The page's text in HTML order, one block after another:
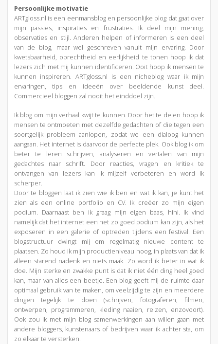
Persoonlijke motivatie
ARTgloss.nl is een eenmansblog en persoonlijke blog dat gaat over
mijn passies, inspiraties en frustraties. Ik deel mijn mening,
observaties en stijl. Anderen helpen of informeren is een deel
van de blog, maar wel geschreven vanuit mijn ervaring. Door
kwetsbaarheid, oprechtheid en eerlijkheid te tonen hoop ik dat
lezers zich met mij kunnen identificeren. Ooit hoop ik mensen te
kunnen inspireren. ARTgloss.nl is een nicheblog waar ik mijn
ervaringen, tips en ideeën over beeldende kunst deel.
Commercieel bloggen zal nooit het einddoel zijn.
Ik blog om mijn verhaal kwijt te kunnen. Door het te delen hoop ik
mensen te ontmoeten met dezelfde gedachten of die tegen een
soortgelijk probleem aanlopen, zodat we een dialoog kunnen
aangaan. Het internet is daarvoor de perfecte plek. Ook blog ik om
beter te leren schrijven, analyseren en vertalen van mijn
gedachtes naar schrift. Door reacties, vragen en kritiek te
ontvangen van lezers kan ik mijzelf verbeteren en word ik
scherper.
Door te bloggen laat ik zien wie ik ben en wat ik kan, je kunt het
zien als een online portfolio en CV. Ik creëer zo mijn eigen
podium. Daarnaast ben ik graag mijn eigen baas, hihi. Ik vind
namelijk dat het internet een net zo goed podium kan zijn, als het
exposeren in een galerie of optreden tijdens een festival. Een
blogstructuur dwingt mij om regelmatig nieuwe content te
plaatsen. Zo houd ik mijn productieniveau hoog, in plaats van dat ik
alleen starend nadenk en niets maak. Zo word ik beter in wat ik
doe. Mijn sterke en zwakke punt is dat ik niet één ding heel goed
kan, maar van alles een beetje. Een blog geeft mij de ruimte daar
optimaal gebruik van te maken, om veelzijdig te zijn en meerdere
dingen tegelijk te doen (schrijven, fotograferen, filmen,
ontwerpen, programmeren, kleding naaien, reizen, enzovoort).
Ook zou ik met mijn blog samenwerkingen aan willen gaan met
andere bloggers, kunstenaars of bedrijven waar ik achter sta, om
zo elkaar te versterken.